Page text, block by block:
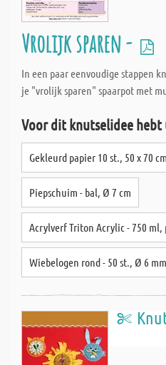
Vrolijk sparen -
In een paar eenvoudige stappen
je "vrolijk sparen" spaarpot met
Voor dit knutselidee hebt
Gekleurd papier 10 st., 50 x 70
Piepschuim - bal, Ø 7 cm
Acrylverf Triton Acrylic - 750 ml,
Wiebelogen rond - 50 st., Ø 6 mm